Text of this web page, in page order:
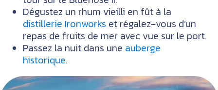
Dégustez un rhum vieilli en fût à la
distillerie Ironworks et régalez-vous d’un
repas de fruits de mer avec vue sur le port.
Passez la nuit dans une auberge
historique.